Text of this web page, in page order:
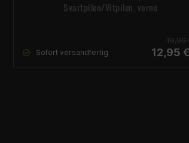
Svartpilen/Vitpilen, vorne
Sofort versandfertig
19,99
12,95